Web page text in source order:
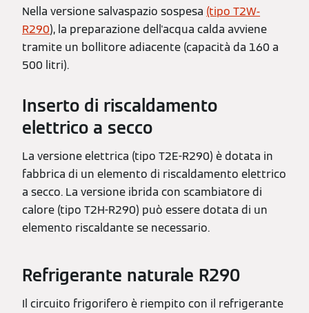
Nella versione salvaspazio sospesa (tipo T2W-
R290), la preparazione dell'acqua calda avviene
tramite un bollitore adiacente (capacità da 160 a
500 litri).
Inserto di riscaldamento
elettrico a secco
La versione elettrica (tipo T2E-R290) è dotata in
fabbrica di un elemento di riscaldamento elettrico
a secco. La versione ibrida con scambiatore di
calore (tipo T2H-R290) può essere dotata di un
elemento riscaldante se necessario.
Refrigerante naturale R290
Il circuito frigorifero è riempito con il refrigerante